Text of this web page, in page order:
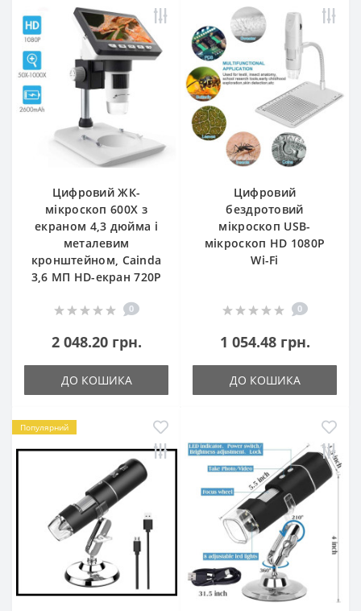
Цифровий ЖК-
мікроскоп 600X з
екраном 4,3 дюйма і
металевим
кронштейном, Cainda
3,6 МП HD-екран 720P
0
2 048.20 грн.
ДО КОШИКА
Цифровий
бездротовий
мікроскоп USB-
мікроскоп HD 1080P
Wi-Fi
0
1 054.48 грн.
ДО КОШИКА
Популярний